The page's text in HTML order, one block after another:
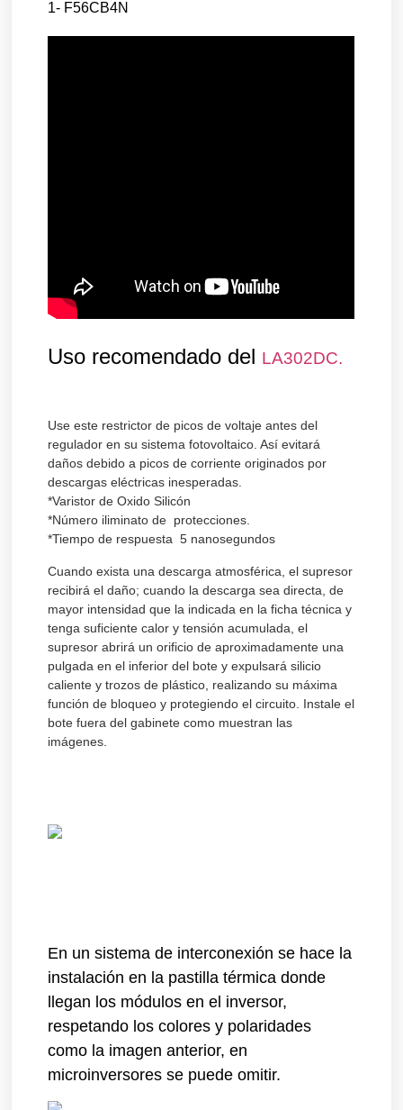
1- F56CB4N
Uso recomendado del LA302DC.
Use este restrictor de picos de voltaje antes del
regulador en su sistema fotovoltaico. Así evitará
daños debido a picos de corriente originados por
descargas eléctricas inesperadas.
*Varistor de Oxido Silicón
*Número iliminato de protecciones.
*Tiempo de respuesta 5 nanosegundos
Cuando exista una descarga atmosférica, el supresor
recibirá el daño; cuando la descarga sea directa, de
mayor intensidad que la indicada en la ficha técnica y
tenga suficiente calor y tensión acumulada, el
supresor abrirá un orificio de aproximadamente una
pulgada en el inferior del bote y expulsará silicio
caliente y trozos de plástico, realizando su máxima
función de bloqueo y protegiendo el circuito. Instale el
bote fuera del gabinete como muestran las
imágenes.
En un sistema de interconexión se hace la
instalación en la pastilla térmica donde
llegan los módulos en el inversor,
respetando los colores y polaridades
como la imagen anterior, en
microinversores se puede omitir.